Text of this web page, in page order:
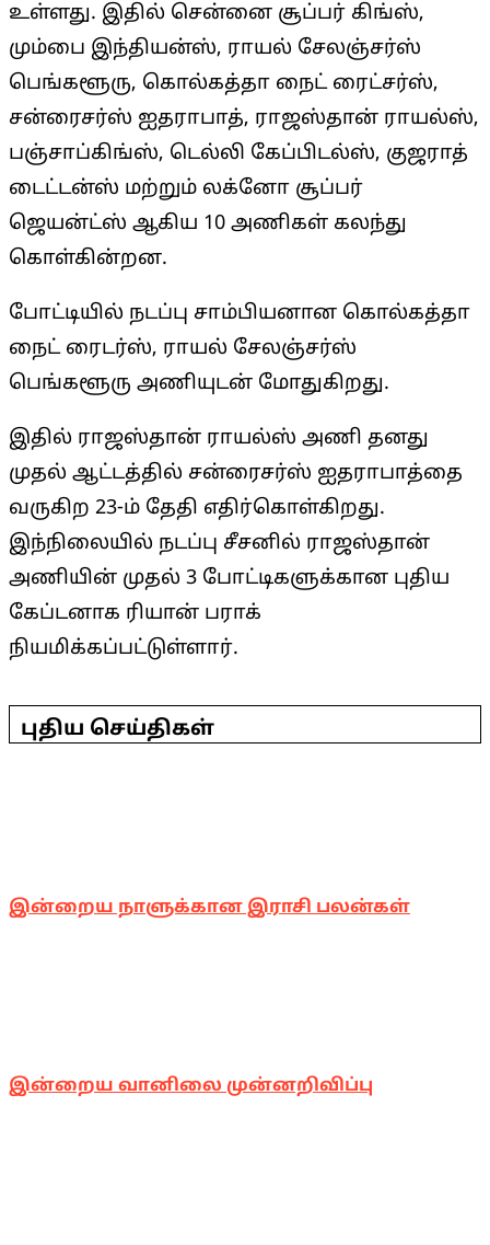
உள்ளது. இதில் சென்னை சூப்பர் கிங்ஸ்,
மும்பை இந்தியன்ஸ், ராயல் சேலஞ்சர்ஸ்
பெங்களூரு, கொல்கத்தா நைட் ரைட்சர்ஸ்,
சன்ரைசர்ஸ் ஐதராபாத், ராஜஸ்தான் ராயல்ஸ்,
பஞ்சாப்கிங்ஸ், டெல்லி கேப்பிடல்ஸ், குஜராத்
டைட்டன்ஸ் மற்றும் லக்னோ சூப்பர்
ஜெயன்ட்ஸ் ஆகிய 10 அணிகள் கலந்து
கொள்கின்றன.
போட்டியில் நடப்பு சாம்பியனான கொல்கத்தா
நைட் ரைடர்ஸ், ராயல் சேலஞ்சர்ஸ்
பெங்களூரு அணியுடன் மோதுகிறது.
இதில் ராஜஸ்தான் ராயல்ஸ் அணி தனது
முதல் ஆட்டத்தில் சன்ரைசர்ஸ் ஐதராபாத்தை
வருகிற 23-ம் தேதி எதிர்கொள்கிறது.
இந்நிலையில் நடப்பு சீசனில் ராஜஸ்தான்
அணியின் முதல் 3 போட்டிகளுக்கான புதிய
கேப்டனாக ரியான் பராக்
நியமிக்கப்பட்டுள்ளார்.
03-
20புதிய செய்திகள்
இன்றைய நாளுக்கான இராசி பலன்கள்
இன்றைய வானிலை முன்னறிவிப்பு